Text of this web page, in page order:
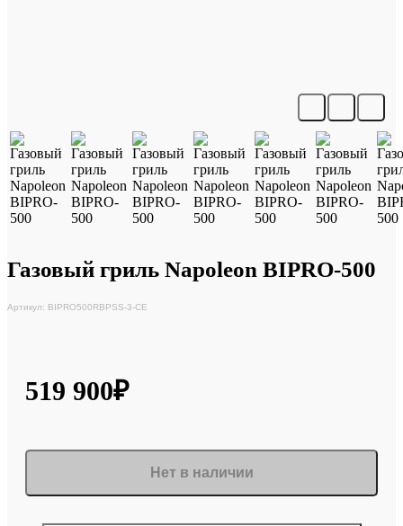
Газовый гриль Napoleon BIPRO-500
Артикул: BIPRO500RBPSS-3-CE
519 900₽
Нет в наличии